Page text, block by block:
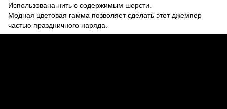
Использована нить с содержимым шерсти.
Модная цветовая гамма позволяет сделать этот джемпер
частью праздничного наряда.